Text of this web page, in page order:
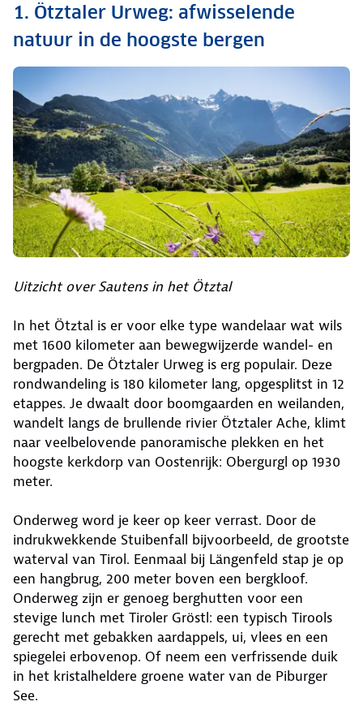
1. Ötztaler Urweg: afwisselende
natuur in de hoogste bergen
Uitzicht over Sautens in het Ötztal
In het Ötztal is er voor elke type wandelaar wat wils
met 1600 kilometer aan bewegwijzerde wandel- en
bergpaden. De Ötztaler Urweg is erg populair. Deze
rondwandeling is 180 kilometer lang, opgesplitst in 12
etappes. Je dwaalt door boomgaarden en weilanden,
wandelt langs de brullende rivier Ötztaler Ache, klimt
naar veelbelovende panoramische plekken en het
hoogste kerkdorp van Oostenrijk: Obergurgl op 1930
meter.
Onderweg word je keer op keer verrast. Door de
indrukwekkende Stuibenfall bijvoorbeeld, de grootste
waterval van Tirol. Eenmaal bij Längenfeld stap je op
een hangbrug, 200 meter boven een bergkloof.
Onderweg zijn er genoeg berghutten voor een
stevige lunch met Tiroler Gröstl: een typisch Tirools
gerecht met gebakken aardappels, ui, vlees en een
spiegelei erbovenop. Of neem een verfrissende duik
in het kristalheldere groene water van de Piburger
See.